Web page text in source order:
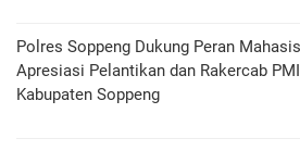
Polres Soppeng Dukung Peran
Apresiasi Pelantikan dan Rakercab
Kabupaten Soppeng